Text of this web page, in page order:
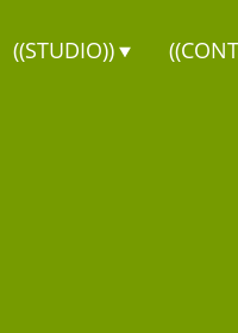
((STUDIO))